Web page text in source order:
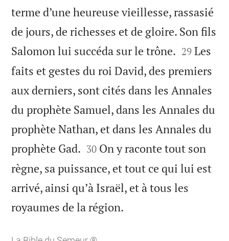
terme d’une heureuse vieillesse, rassasié
de jours, de richesses et de gloire. Son fils
Salomon lui succéda sur le trône. 

29 Les
faits et gestes du roi David, des premiers
aux derniers, sont cités dans les Annales
du prophète Samuel, dans les Annales du
prophète Nathan, et dans les Annales du
prophète Gad. 

30 On y raconte tout son
règne, sa puissance, et tout ce qui lui est
arrivé, ainsi qu’à Israël, et à tous les
royaumes de la région.